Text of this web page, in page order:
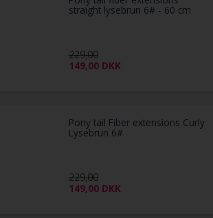
straight lysebrun 6# - 60 cm
229,00
149,00 DKK
Pony tail Fiber extensions Curly
Lysebrun 6#
229,00
149,00 DKK